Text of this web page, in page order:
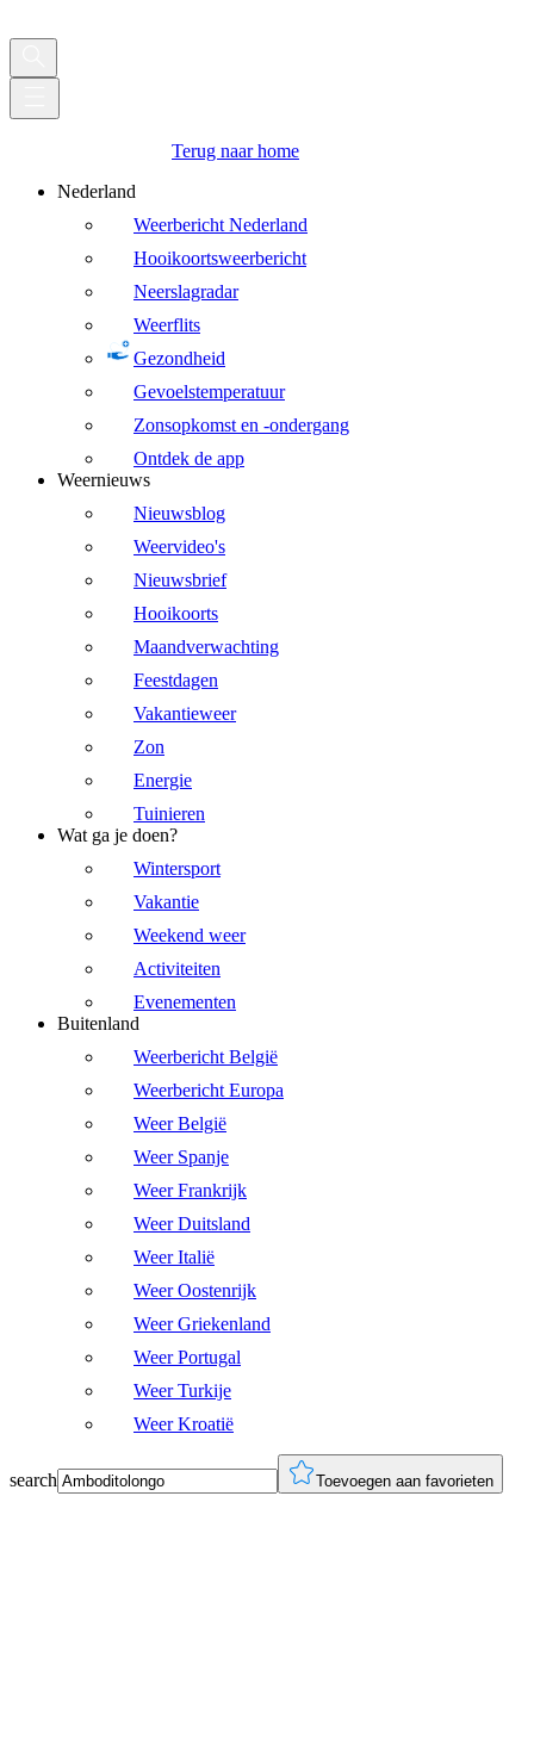
Terug naar home
Nederland
Weerbericht Nederland
Hooikoortsweerbericht
Neerslagradar
Weerflits
Gezondheid
Gevoelstemperatuur
Zonsopkomst en -ondergang
Ontdek de app
Weernieuws
Nieuwsblog
Weervideo's
Nieuwsbrief
Hooikoorts
Maandverwachting
Feestdagen
Vakantieweer
Zon
Energie
Tuinieren
Wat ga je doen?
Wintersport
Vakantie
Weekend weer
Activiteiten
Evenementen
Buitenland
Weerbericht België
Weerbericht Europa
Weer België
Weer Spanje
Weer Frankrijk
Weer Duitsland
Weer Italië
Weer Oostenrijk
Weer Griekenland
Weer Portugal
Weer Turkije
Weer Kroatië
search Toevoegen aan favorieten